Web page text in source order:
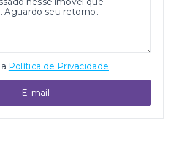
Política de Privacidade
E-mail